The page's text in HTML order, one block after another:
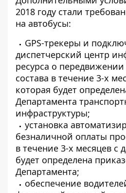
2018 году стали
на автобусы:
GPS-трекеры и
диспетчерский центр
ресурса о
состава в течение 3-х
которая будет
Департамента
инфраструктуры;
установка
безналичной оплаты
в течение 3-х месяцев с
будет определена
Департамента;
обеспечение